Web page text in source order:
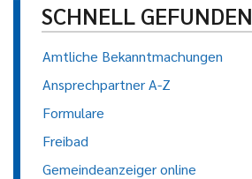
SCHNELL GEFUNDEN
Amtliche Bekanntmachungen
Ansprechpartner A-Z
Formulare
Freibad
Gemeindeanzeiger online